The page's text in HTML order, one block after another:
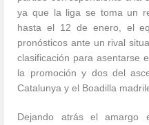
ya que la liga se toma un
hasta el 12 de enero, el
pronósticos ante un rival
clasificación para asentarse
la promoción y dos del
Catalunya y el Boadilla
Dejando atrás el amargo